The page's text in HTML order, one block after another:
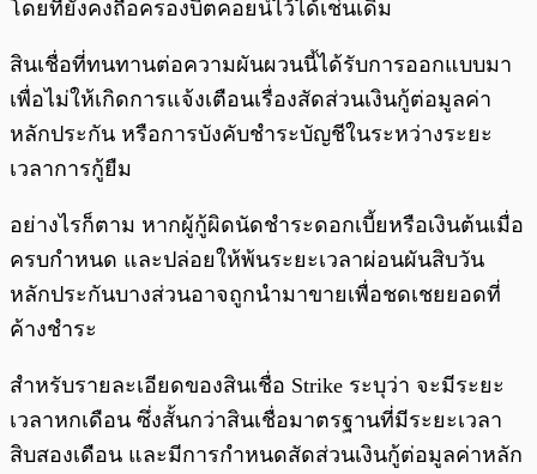
โดยที่ยังคงถือครองบิตคอยน์ไว้ได้เช่นเดิม
สินเชื่อที่ทนทานต่อความผันผวนนี้ได้รับการออกแบบมา
เพื่อไม่ให้เกิดการแจ้งเตือนเรื่องสัดส่วนเงินกู้ต่อมูลค่า
หลักประกัน หรือการบังคับชำระบัญชีในระหว่างระยะ
เวลาการกู้ยืม
อย่างไรก็ตาม หากผู้กู้ผิดนัดชำระดอกเบี้ยหรือเงินต้นเมื่อ
ครบกำหนด และปล่อยให้พ้นระยะเวลาผ่อนผันสิบวัน
หลักประกันบางส่วนอาจถูกนำมาขายเพื่อชดเชยยอดที่
ค้างชำระ
สำหรับรายละเอียดของสินเชื่อ Strike ระบุว่า จะมีระยะ
เวลาหกเดือน ซึ่งสั้นกว่าสินเชื่อมาตรฐานที่มีระยะเวลา
สิบสองเดือน และมีการกำหนดสัดส่วนเงินกู้ต่อมูลค่าหลัก